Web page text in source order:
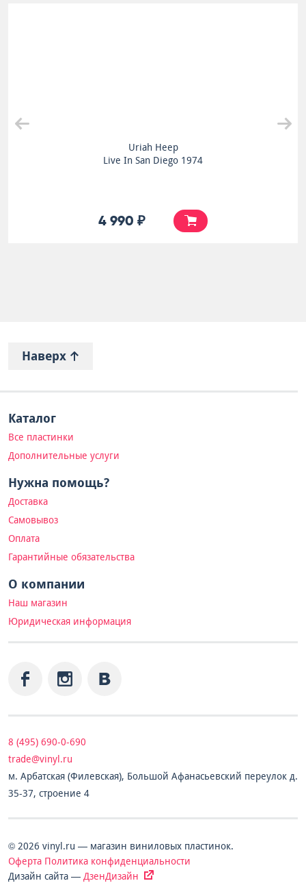
Uriah Heep
Live In San Diego 1974
4 990 ₽
Наверх
Каталог
Все пластинки
Дополнительные услуги
Нужна помощь?
Доставка
Самовывоз
Оплата
Гарантийные обязательства
О компании
Наш магазин
Юридическая информация
8 (495) 690-0-690
trade@vinyl.ru
м. Арбатская (Филевская), Большой Афанасьевский переулок д.
35-37, строение 4
© 2026 vinyl.ru — магазин виниловых пластинок.
Оферта Политика конфиденциальности
Дизайн сайта — ДзенДизайн